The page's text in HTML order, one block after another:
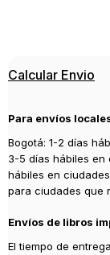
Calcular Envio
Para envíos
Bogotá: 1-2 días
3-5 días hábiles en
hábiles en
para ciudades que
Envíos de libros
El tiempo de